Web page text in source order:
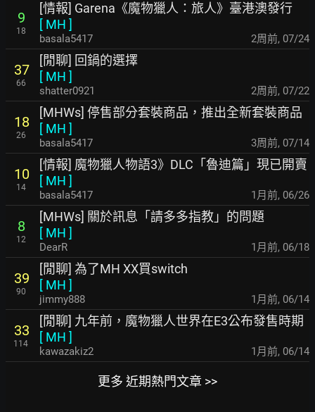
9
18
[情報] Garena《魔物獵人：旅人》臺港澳發行
[ MH ]
basala5417 2周前, 07/24
37
66
[閒聊] 回鍋的選擇
[ MH ]
shatter0921 2周前, 07/22
18
26
[MHWs] 停售部分套裝商品，推出全新套裝商品
[ MH ]
basala5417 3周前, 07/14
10
14
[情報] 魔物獵人物語3》DLC「魯迪篇」現已開賣
[ MH ]
basala5417 1月前, 06/26
8
12
[MHWs] 關於訊息「請多多指教」的問題
[ MH ]
DearR 1月前, 06/18
39
90
[閒聊] 為了MH XX買switch
[ MH ]
jimmy888 1月前, 06/14
33
114
[閒聊] 九年前，魔物獵人世界在E3公布發售時期
[ MH ]
kawazakiz2 1月前, 06/14
更多 近期熱門文章 >>